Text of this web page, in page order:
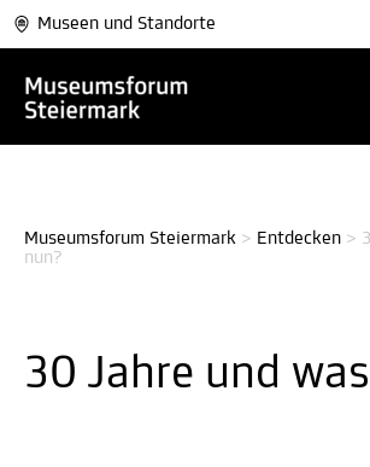
Museen und Standorte
Museumsforum Steiermark > Entdecken >
nun?
30 Jahre und